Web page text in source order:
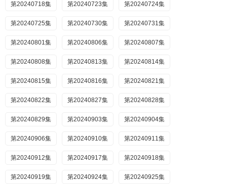
第20240718集 第20240723集 第20240724集
第20240725集 第20240730集 第20240731集
第20240801集 第20240806集 第20240807集
第20240808集 第20240813集 第20240814集
第20240815集 第20240816集 第20240821集
第20240822集 第20240827集 第20240828集
第20240829集 第20240903集 第20240904集
第20240906集 第20240910集 第20240911集
第20240912集 第20240917集 第20240918集
第20240919集 第20240924集 第20240925集